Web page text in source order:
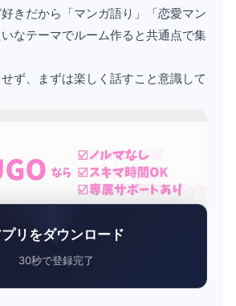
きだから「マンガ語り」「恋愛マン
なテーマでルーム作ると共通点で集
ず、まずは楽しく話すこと意識して
リをダウンロード
30秒で登録完了